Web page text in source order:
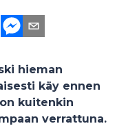
hieman
käy ennen
kuitenkin
verrattuna.